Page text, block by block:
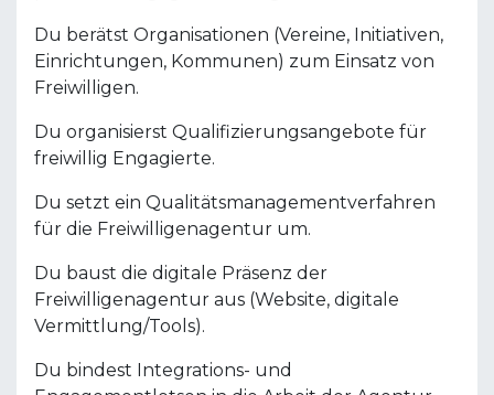
Du berätst Organisationen (Vereine, Initiativen,
Einrichtungen, Kommunen) zum Einsatz von
Freiwilligen.
Du organisierst Qualifizierungsangebote für
freiwillig Engagierte.
Du setzt ein Qualitätsmanagementverfahren
für die Freiwilligenagentur um.
Du baust die digitale Präsenz der
Freiwilligenagentur aus (Website, digitale
Vermittlung/Tools).
Du bindest Integrations- und